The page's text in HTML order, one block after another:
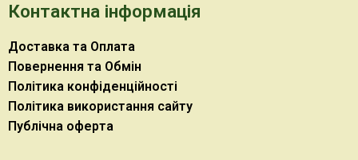
Контактна інформація
Доставка та Оплата
Повернення та Обмін
Політика конфіденційності
Політика використання сайту
Публічна оферта